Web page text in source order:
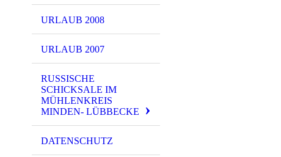
URLAUB 2008
URLAUB 2007
RUSSISCHE
SCHICKSALE IM
MÜHLENKREIS
MINDEN- LÜBBECKE
DATENSCHUTZ